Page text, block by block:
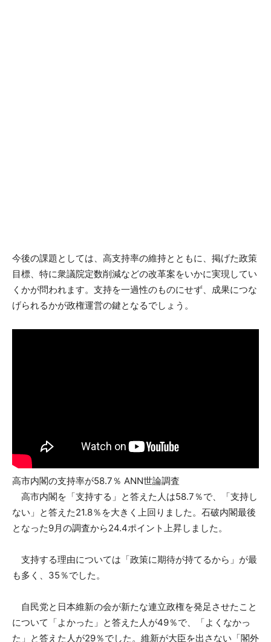
今後の課題としては、高支持率の維持とともに、掲げた政策
目標、特に衆議院定数削減などの改革案をいかに実現してい
くかが問われます。支持を一過性のものにせず、成果につな
げられるかが政権運営の鍵となるでしょう。
高市内閣の支持率が58.7％ ANN世論調査
高市内閣を「支持する」と答えた人は58.7％で、「支持し
ない」と答えた21.8％を大きく上回りました。石破内閣最後
となった9月の調査から24.4ポイント上昇しました。
支持する理由については「政策に期待が持てるから」が最
も多く、35％でした。
自民党と日本維新の会が新たな連立政権を発足させたこと
について「よかった」と答えた人が49％で、「よくなかっ
た」と答えた人が29％でした。維新が大臣を出さない「閣外